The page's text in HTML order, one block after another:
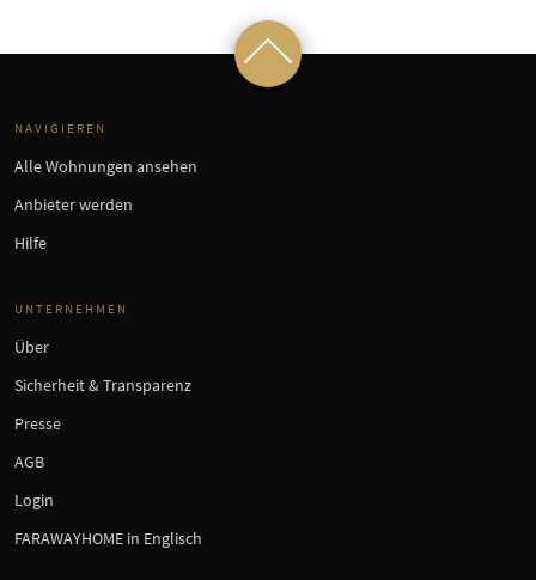
NAVIGIEREN
Alle Wohnungen ansehen
Anbieter werden
Hilfe
UNTERNEHMEN
Über
Sicherheit & Transparenz
Presse
AGB
Login
FARAWAYHOME in Englisch